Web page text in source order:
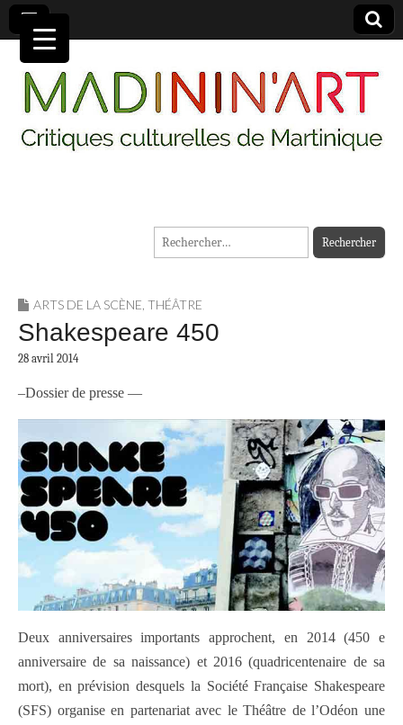
MADININ'ART
Rechercher :
ARTS DE LA SCÈNE, THÉÂTRE
Shakespeare 450
28 avril 2014
–Dossier de presse —
Deux anniversaires importants approchent, en 2014 (450 e
anniversaire de sa naissance) et 2016 (quadricentenaire de sa
mort), en prévision desquels la Société Française Shakespeare
(SFS) organise en partenariat avec le Théâtre de l’Odéon une